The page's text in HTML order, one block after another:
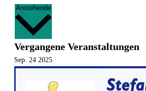
Anstehende
wählen.
Vergangene Veranstaltungen
Sep. 24 2025